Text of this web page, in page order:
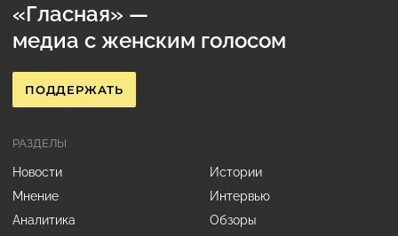
«Гласная» —
медиа с женским голосом
ПОДДЕРЖАТЬ
РАЗДЕЛЫ
Новости
Истории
Мнение
Интервью
Аналитика
Обзоры